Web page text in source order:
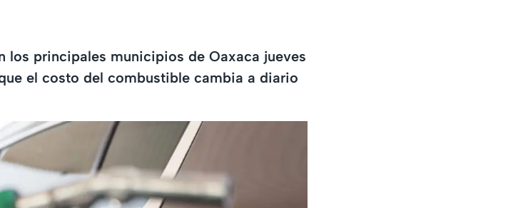
los principales municipios de Oaxaca jueves
el costo del combustible cambia a diario